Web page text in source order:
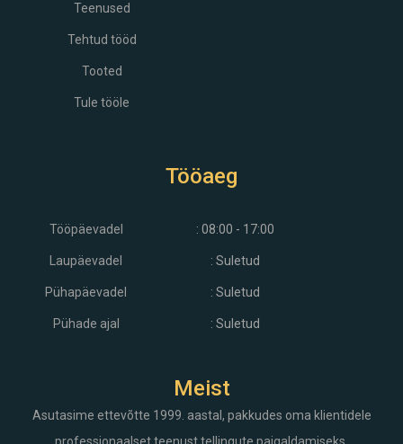
Teenused
Tehtud tööd
Tooted
Tule tööle
Tööaeg
Tööpäevadel
Laupäevadel
Pühapäevadel
Pühade ajal
: 08:00 - 17:00
: Suletud
: Suletud
: Suletud
Meist
Asutasime ettevõtte 1999. aastal, pakkudes oma klientidele